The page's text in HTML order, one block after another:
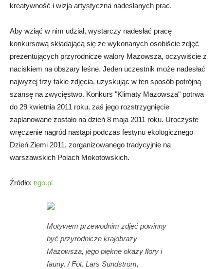
kreatywność i wizja artystyczna nadesłanych prac.
Aby wziąć w nim udział, wystarczy nadesłać pracę
konkursową składającą się ze wykonanych osobiście zdjęć
prezentujących przyrodnicze walory Mazowsza, oczywiście z
naciskiem na obszary leśne. Jeden uczestnik może nadesłać
najwyżej trzy takie zdjęcia, uzyskując w ten sposób potrójną
szansę na zwycięstwo. Konkurs "Klimaty Mazowsza" potrwa
do 29 kwietnia 2011 roku, zaś jego rozstrzygnięcie
zaplanowane zostało na dzień 8 maja 2011 roku. Uroczyste
wręczenie nagród nastąpi podczas festynu ekologicznego
Dzień Ziemi 2011, zorganizowanego tradycyjnie na
warszawskich Polach Mokotowskich.
Źródło: ngo.pl
Motywem przewodnim zdjęć powinny
być przyrodnicze krajobrazy
Mazowsza, jego piękne okazy flory i
fauny. / Fot. Lars Sundstrom,